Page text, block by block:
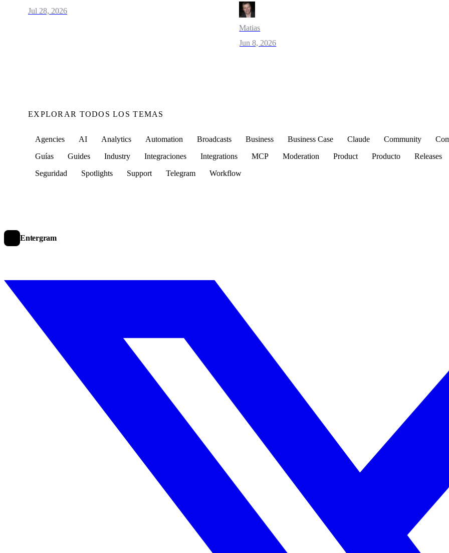
Jul 28, 2026
Matias
Jun 8, 2026
EXPLORAR TODOS LOS TEMAS
Agencies AI Analytics Automation Broadcasts Business Business Case Claude Community
Guías
Guides Industry Integraciones Integrations MCP Moderation Product Producto Releases
Seguridad
Spotlights Support Telegram Workflow
Entergram